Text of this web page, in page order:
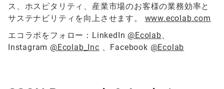
ス、ホスピタリティ、産業市場のお客様の業務効率と
サステナビリティを向上させます。 www.ecolab.com
エコラボをフォロー：LinkedIn @Ecolab、
Instagram @Ecolab_Inc 、Facebook @Ecolab